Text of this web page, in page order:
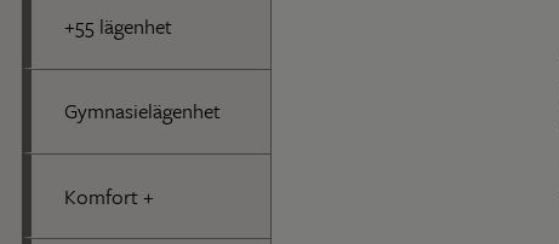
+55 lägenhet
Gymnasielägenhet
Komfort +